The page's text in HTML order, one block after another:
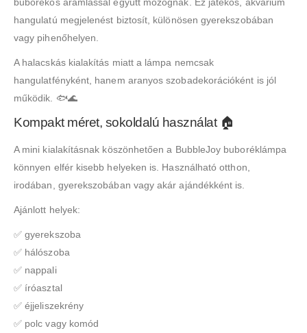
buborékos áramlással együtt mozognak. Ez játékos, akvárium
hangulatú megjelenést biztosít, különösen gyerekszobában
vagy pihenőhelyen.
A halacskás kialakítás miatt a lámpa nemcsak
hangulatfényként, hanem aranyos szobadekorációként is jól
működik. 🐟🌊
Kompakt méret, sokoldalú használat 🏠
A mini kialakításnak köszönhetően a BubbleJoy buboréklámpa
könnyen elfér kisebb helyeken is. Használható otthon,
irodában, gyerekszobában vagy akár ajándékként is.
Ajánlott helyek:
✅ gyerekszoba
✅ hálószoba
✅ nappali
✅ íróasztal
✅ éjjeliszekrény
✅ polc vagy komód